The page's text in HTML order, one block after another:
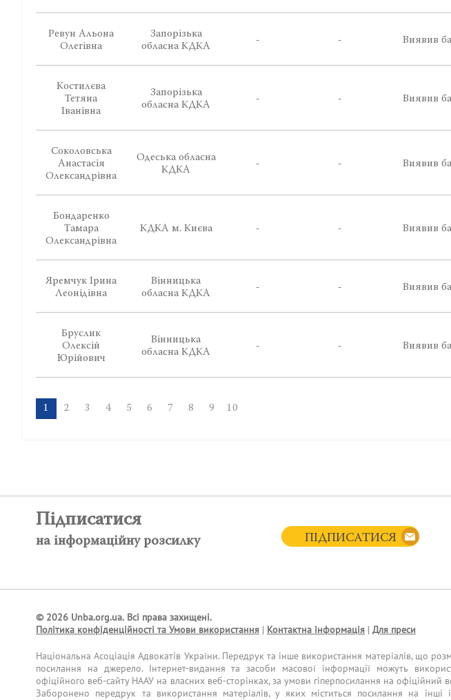
Ревун Альона
Олегівна
Запорізька
обласна КДКА
- - Виявив
Костилєва
Тетяна
Іванівна
Запорізька
обласна КДКА
- - Виявив
Соколовська
Анастасія
Олександрівна
Одеська обласна
КДКА
- - Виявив
Бондаренко
Тамара
Олександрівна
КДКА м. Києва - - Виявив
Яремчук Ірина
Леонідівна
Вінницька
обласна КДКА
- - Виявив
Бруслик
Олексій
Юрійович
Вінницька
обласна КДКА
- - Виявив
1 2 3 4 5 6 7 8 9 10
Підписатися
на інформаційну розсилку ПІДПИСАТИСЯ
© 2026 Unba.org.ua. Всі права захищені.
Політика конфіденційності та Умови використання | Контактна інформація | Для преси
Національна Асоціація Адвокатів України. Передрук та інше використання матеріалів, що
посилання на джерело. Інтернет-видання та засоби масової інформації можуть
офіційного веб-сайту НААУ на власних веб-сторінках, за умови гіперпосилання на офіційний
Заборонено передрук та використання матеріалів, у яких міститься посилання на інші